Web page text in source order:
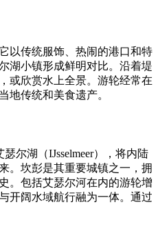
以传统服饰、热闹的港口和特
湖小镇形成鲜明对比。沿着堤
或欣赏水上全景。游轮经常在
地传统和美食遗产。
尔湖（IJsselmeer），将内陆
。坎彭是其重要城镇之一，拥
。包括艾瑟尔河在内的游轮增
开阔水域航行融为一体。通过